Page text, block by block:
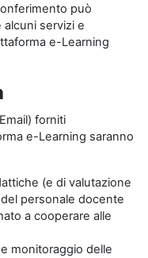
può
servizi e
e-Learning
forniti
e-Learning saranno
(e di valutazione
personale docente
a cooperare alle
monitoraggio delle